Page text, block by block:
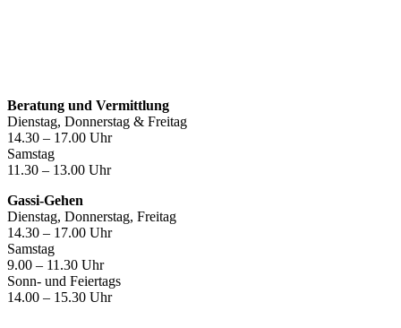
Beratung und Vermittlung
Dienstag, Donnerstag & Freitag
14.30 – 17.00 Uhr
Samstag
11.30 – 13.00 Uhr
Gassi-Gehen
Dienstag, Donnerstag, Freitag
14.30 – 17.00 Uhr
Samstag
9.00 – 11.30 Uhr
Sonn- und Feiertags
14.00 – 15.30 Uhr